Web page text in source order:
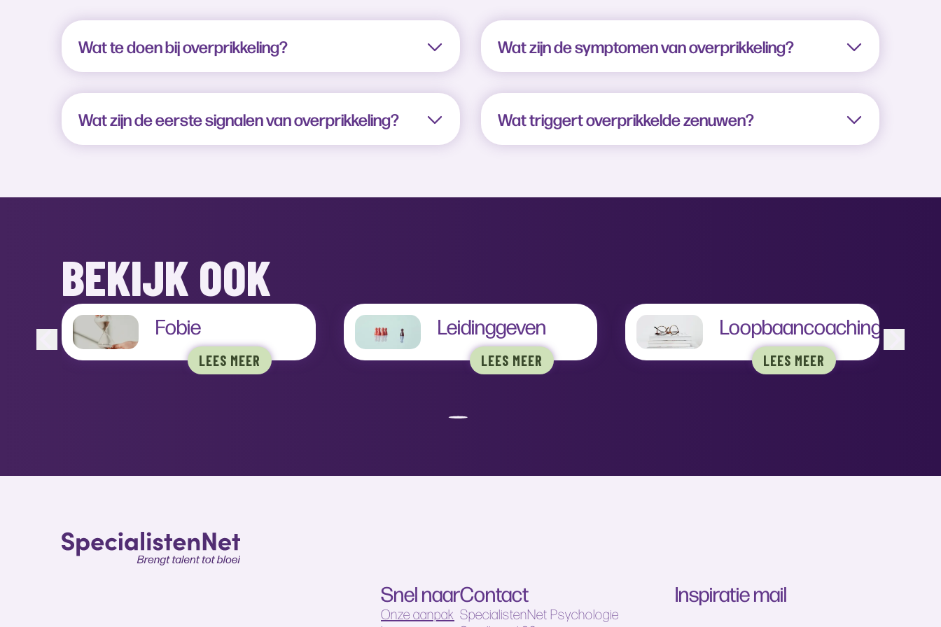
Wat te doen bij overprikkeling? Wat zijn de symptomen van overprikkeling?
Wat zijn de eerste signalen van overprikkeling? Wat triggert overprikkelde zenuwen?
BEKIJK OOK
Fobie
LEES MEER
Leidinggeven
LEES MEER
Loopbaancoaching
LEES MEER
Snel naar
Onze aanpak
Contact
SpecialistenNet Psychologie
Inspiratie mail